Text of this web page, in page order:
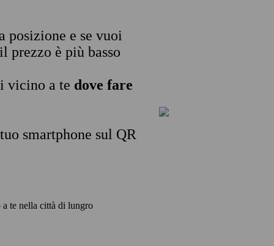
posizione e se vuoi
è più basso
vicino a te dove fare
smartphone sul QR
te nella città di lungro